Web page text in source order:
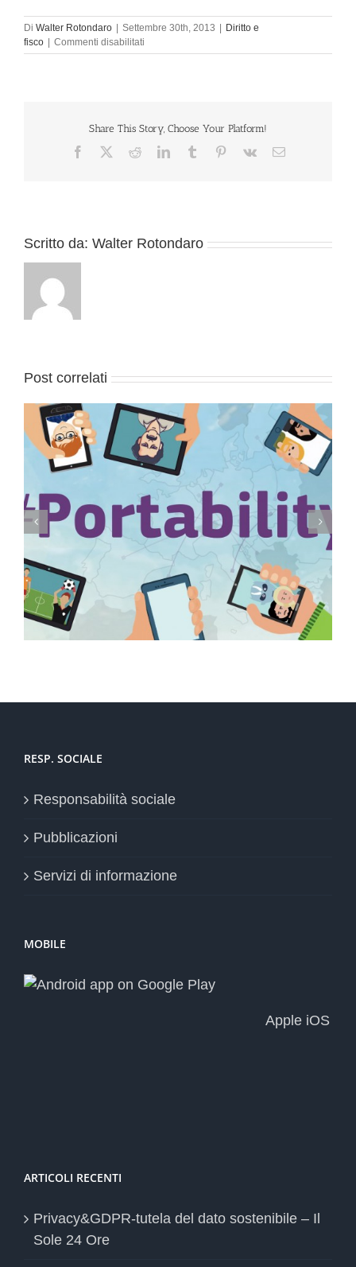
Di Walter Rotondaro Settembre 30th, 2013
Diritto e
fisco
Commenti disabilitati
IVA
aumenta
ordinaria
Share This Story, Choose Your Platform!
Facebook RedditLinkedInTumblr Pinterest
Vk Email
Scritto da: Walter Rotondaro
Post correlati
Conservazione elettronica documenti a rilevanza
tributaria: termini
RESP. SOCIALE
Responsabilità sociale
Pubblicazioni
Servizi di informazione
MOBILE
Apple iOS
ARTICOLI RECENTI
Privacy&GDPR-tutela del dato sostenibile – Il
Sole 24 Ore